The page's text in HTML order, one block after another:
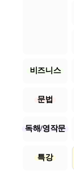
비즈니스
문법
독해/영작문
특강